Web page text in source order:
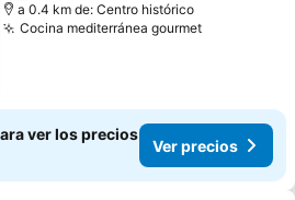
a 0.4 km de: Centro histórico
Cocina mediterránea gourmetVer precios
ver los precios
Ver precios